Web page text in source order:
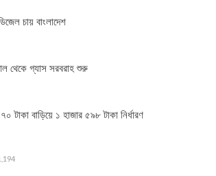
চায় বাংলাদেশ
থেকে গ্যাস সরবরাহ শুরু
টাকা বাড়িয়ে ১ হাজার ৫৯৮ টাকা নির্ধারণ